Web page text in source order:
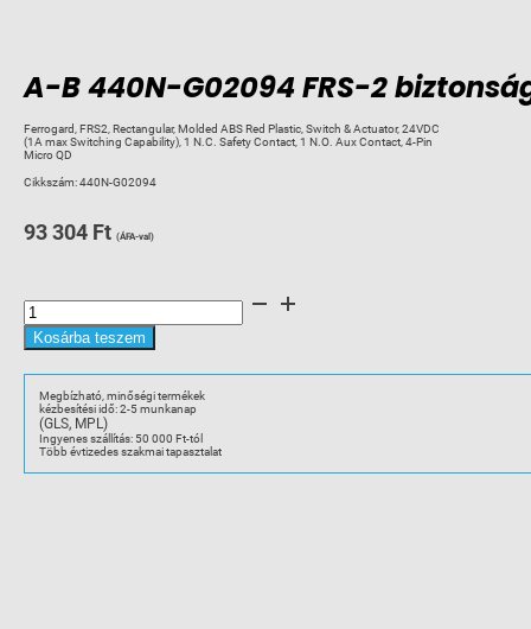
A-B 440N-G02094 FRS-2
Ferrogard, FRS2, Rectangular, Molded ABS Red Plastic, Switch & Actuator, 24VDC
(1A max Switching Capability), 1 N.C. Safety Contact, 1 N.O. Aux Contact, 4-Pin
Micro QD
Cikkszám:440N-G02094
93 304 Ft (ÁFA-val)
440N-
G02094
FRS-
biztonsági
mennyiség
Kosárba teszem
Megbízható, minőségi termékek
kézbesítési idő: 2-5 munkanap
(GLS, MPL)
Ingyenes szállítás: 50 000 Ft-tól
Több évtizedes szakmai tapasztalat